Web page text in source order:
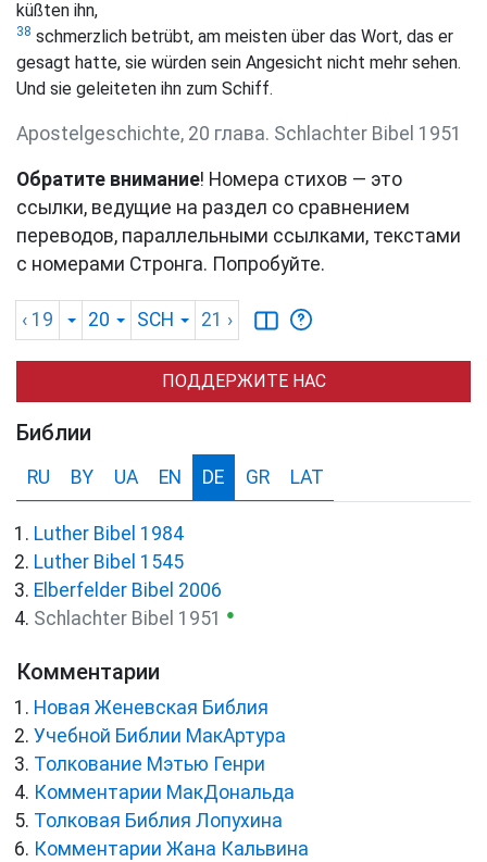
küßten ihn,
38 schmerzlich betrübt, am meisten über das Wort, das er
gesagt hatte, sie würden sein Angesicht nicht mehr sehen.
Und sie geleiteten ihn zum Schiff.
Apostelgeschichte, 20 глава. Schlachter Bibel 1951
Обратите внимание! Номера стихов — это
ссылки, ведущие на раздел со сравнением
переводов, параллельными ссылками, текстами
с номерами Стронга. Попробуйте.
‹ 19 20 SCH 21 ›
ПОДДЕРЖИТЕ НАС
Библии
RU BY UA EN DE GR LAT
Luther Bibel 1984
Luther Bibel 1545
Elberfelder Bibel 2006
Schlachter Bibel 1951
●
Комментарии
Новая Женевская Библия
Учебной Библии МакАртура
Толкование Мэтью Генри
Комментарии МакДональда
Толковая Библия Лопухина
Комментарии Жана Кальвина